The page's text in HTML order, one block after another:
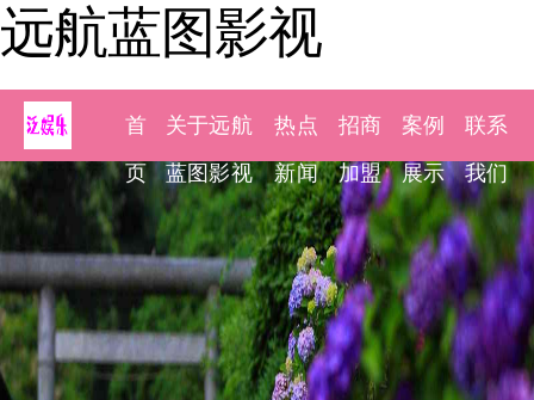
远航蓝图影视
首
页
关于远航
蓝图影视
热点
新闻
招商
加盟
案例
展示
联系
我们